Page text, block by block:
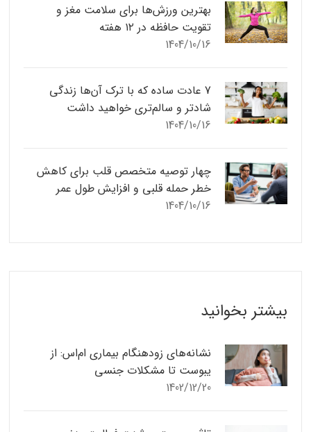
بهترین ورزش‌ها برای سلامت مغز و
تقویت حافظه در ۱۲ هفته
1404/10/16
7 عادت ساده که با ترک آن‌ها زندگی
شادتر و سالم‌تری خواهید داشت
1404/10/16
چهار توصیه متخصص قلب برای کاهش
خطر حمله قلبی و افزایش طول عمر
1404/10/16
بیشتر بخوانید
نشانه‌های زودهنگام بیماری ام‌اس: از
یبوست تا مشکلات جنسی
1402/12/20